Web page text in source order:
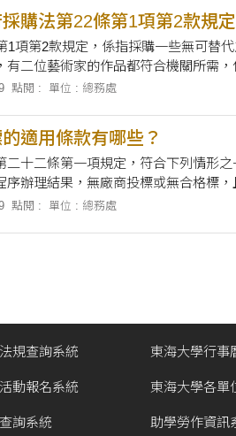
購法第22條第1項第2款規
1項第2款規定，係指採購一些無可替
有二位藝術家的作品都符合機關所需
點閱 : 單位 : 總務處
適用條款有哪些？
二十二條第一項規定，符合下列情形
序辦理結果，無廠商投標或無合格標
諮詢，無其他合適之替代標的者。 三
點閱 : 單位 : 總務處
規查詢系統
動報名系統
詢系統
東海大學行事
東海大學各單
助學勞作資訊